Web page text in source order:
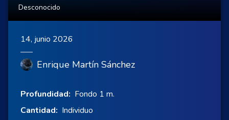
Desconocido
14, junio 2026
Enrique Martín Sánchez
Profundidad: Fondo 1 m.
Cantidad: Individuo